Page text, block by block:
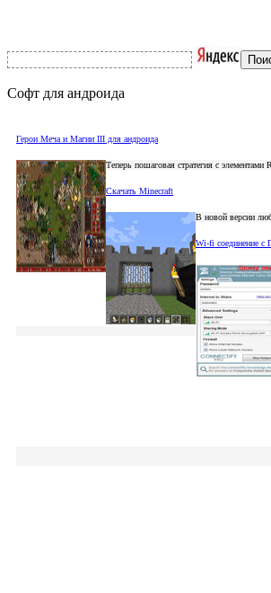
Софт для андроида
Герои Меча и Магии III для андроида
Теперь пошаговая стратегия с
Скачать Minecraft
В новой версии
Wi-fi соединение с